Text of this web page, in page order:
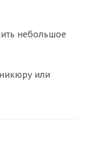
небольшое
или